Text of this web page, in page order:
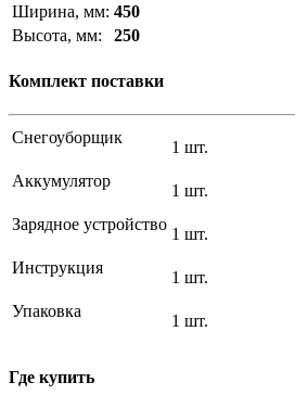
Ширина, мм: 450
Высота, мм:
250
Комплект поставки
Снегоуборщик
1 шт.
Аккумулятор
1 шт.
Зарядное устройство
1 шт.
Инструкция
1 шт.
Упаковка
1 шт.
Где купить